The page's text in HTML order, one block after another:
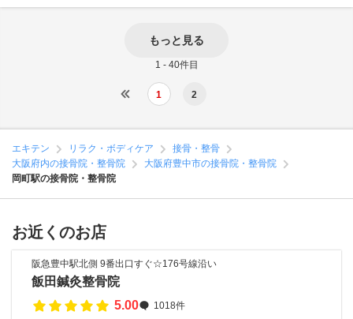
もっと見る
1 - 40件目
1 2
エキテン リラク・ボディケア
接骨・整骨
大阪府内の接骨院・整骨院
大阪府豊中市の接骨院・整骨院
岡町駅の接骨院・整骨院
お近くのお店
阪急豊中駅北側 9番出口すぐ☆176号線沿い
飯田鍼灸整骨院
5.00
1018件